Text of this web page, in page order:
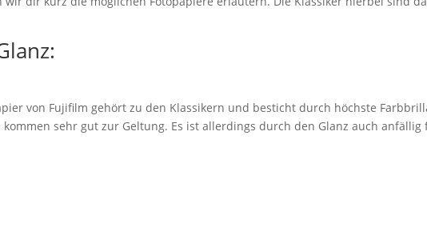
von Fujifilm gehört zu den Klassikern und besticht durch höchste
sehr gut zur Geltung. Es ist allerdings durch den Glanz auch anfällig